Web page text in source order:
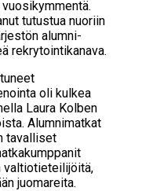
tutustua nuoriin
alumni-
rekrytointikanava.
oli kulkea
Laura Kolben
Alumnimatkat
tavalliset
valtiotieteilijöitä,
juomareita.